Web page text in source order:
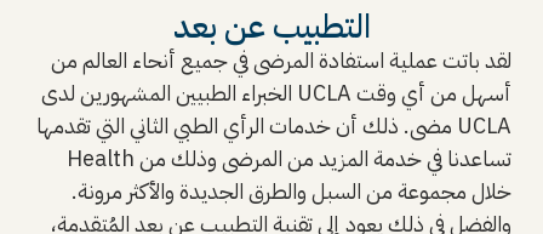
التطبيب عن بعد
لقد باتت عملية استفادة المرضى في جميع أنحاء العالم من
الخبراء الطبيين المشهورين لدى UCLA أسهل من أي وقت
مضى. ذلك أن خدمات الرأي الطبي الثاني التي تقدمها UCLA
Health تساعدنا في خدمة المزيد من المرضى وذلك من
خلال مجموعة من السبل والطرق الجديدة والأكثر مرونة.
والفضل في ذلك يعود إلى تقنية التطبيب عن بعد المُتقدمة،